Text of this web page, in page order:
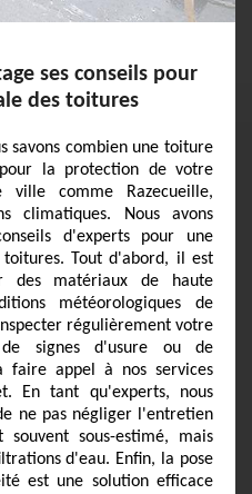
ses conseils pour
des toitures
savons combien une toiture
la protection de votre
ville comme Razecueille,
climatiques. Nous avons
d'experts pour une
Tout d'abord, il est
des matériaux de haute
météorologiques de
régulièrement votre
signes d'usure ou de
faire appel à nos services
En tant qu'experts, nous
ne pas négliger l'entretien
sous-estimé, mais
d'eau. Enfin, la pose
est une solution efficace